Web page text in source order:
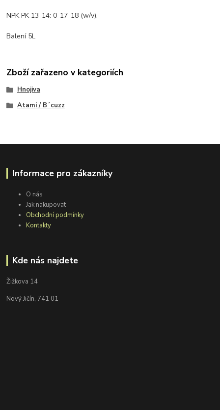
NPK PK 13-14: 0-17-18 (w/v).
Balení 5L
Zboží zařazeno v kategoriích
Hnojiva
Atami / B´cuzz
Informace pro zákazníky
O nás
Jak nakupovat
Obchodní podmínky
Kontakty
Kde nás najdete
Žižkova 14
Nový Jičín, 741 01